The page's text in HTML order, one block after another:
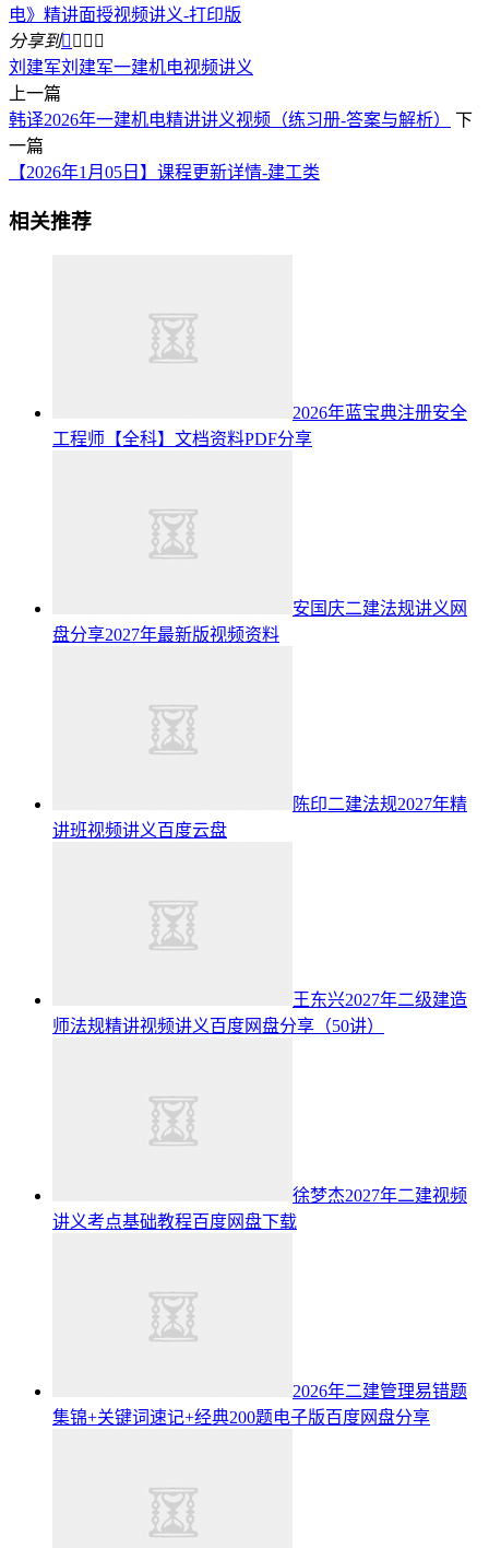
电》精讲面授视频讲义-打印版
分享到   
刘建军刘建军一建机电视频讲义
上一篇
韩译2026年一建机电精讲讲义视频（练习册-答案与解析）
下
一篇
【2026年1月05日】课程更新详情-建工类
相关推荐
2026年蓝宝典注册安全
工程师【全科】文档资料PDF分享
安国庆二建法规讲义网
盘分享2027年最新版视频资料
陈印二建法规2027年精
讲班视频讲义百度云盘
王东兴2027年二级建造
师法规精讲视频讲义百度网盘分享（50讲）
徐梦杰2027年二建视频
讲义考点基础教程百度网盘下载
2026年二建管理易错题
集锦+关键词速记+经典200题电子版百度网盘分享